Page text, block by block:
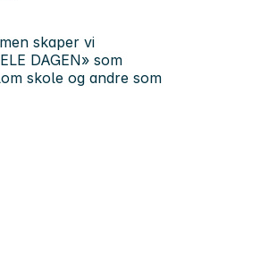
skaper vi
DAGEN» som
skole og andre som